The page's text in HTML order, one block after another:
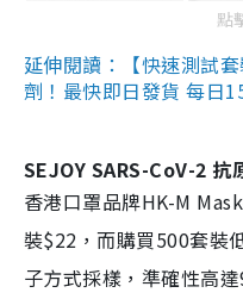
點
延伸閱讀：【快速測試
劑！最快即日發貨 每日
SEJOY SARS-CoV-2 抗
香港口罩品牌HK-M
裝$22，而購買500套裝
子方式採樣，準確性高